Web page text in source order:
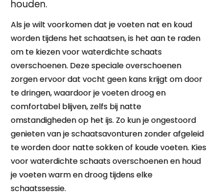
houden.
Als je wilt voorkomen dat je voeten nat en koud
worden tijdens het schaatsen, is het aan te raden
om te kiezen voor waterdichte schaats
overschoenen. Deze speciale overschoenen
zorgen ervoor dat vocht geen kans krijgt om door
te dringen, waardoor je voeten droog en
comfortabel blijven, zelfs bij natte
omstandigheden op het ijs. Zo kun je ongestoord
genieten van je schaatsavonturen zonder afgeleid
te worden door natte sokken of koude voeten. Kies
voor waterdichte schaats overschoenen en houd
je voeten warm en droog tijdens elke
schaatssessie.